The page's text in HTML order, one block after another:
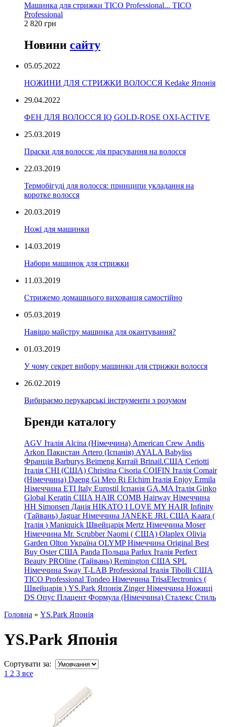
Машинка для стрижки TICO Professional... TICO
Professional
2 820 грн
Новини сайту
05.05.2022
НОЖИНИ ДЛЯ СТРИЖКИ ВОЛОССЯ Kedake Японія
29.04.2022
ФЕН ДЛЯ ВОЛОССЯ IQ GOLD-ROSE OXI-ACTIVE
25.03.2019
Праски для волосся: дія прасування на волосся
22.03.2019
Термобігуді для волосся: принципи укладання на
коротке волосся
20.03.2019
Ножі для машинки
14.03.2019
Набори машинок для стрижки
11.03.2019
Стрижемо домашнього вихованця самостійно
05.03.2019
Навіщо майстру машинка для окантування?
01.03.2019
У чому секрет вибору машинки для стрижки волосся
26.02.2019
Вибираємо перукарські інструменти з розумом
Бренди каталогу
AGV Італія Alcina (Німеччина) American Crew Andis
Arkon Пакистан Artero (Іспанія) AYALA Babyliss
Франція Barburys Beimeng Китай Brinail.США Ceriotti
Італія CHI (США) Christina Cisoria COIFIN Італія Comair
(Німеччина) Daeng Gi Meo Ri Elchim Італія Enjoy Ermila
Німеччина ETI Italy Eurostil Іспанія GA.MA Італія Ginko
Global Keratin США HAIR COMB Hairway Німеччина
HH Simonsen Данія HIKATO I LOVE MY HAIR Infinity
(Тайвань) Jaguar Німеччина JANEKE JRL США Kaara (
Італія ) Maniquick Швейцарія Mertz Німеччина Moser
Німеччина Mr. Scrubber Naomi ( США) Olaplex Olivia
Garden Olton Україна OLYMP Німеччина Original Best
Buy Oster США Panda Польща Parlux Італія Perfect
Beauty PROline (Тайвань) Remington США SPL
Німеччина Sway T-LAB Professional Італія Tibolli США
TICO Professional Tondeo Німеччина TrisaElectronics (
Швейцарія ) YS.Park Японія Zinger Німеччина Ножиці
DS Опус Плацент Формула (Німеччина) Сталекс Стиль
Головна » YS.Park Японія
YS.Park Японія
Сортувати за:
1 2 3 все